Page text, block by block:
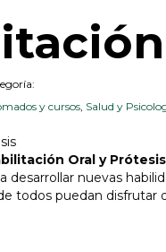
y cursos, Salud y
Oral y
desarrollar nuevas
todos puedan disfrutar